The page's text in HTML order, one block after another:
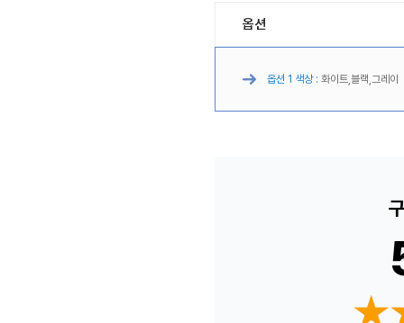
옵션
옵션 1 색상 : 화이트,블랙,그레이